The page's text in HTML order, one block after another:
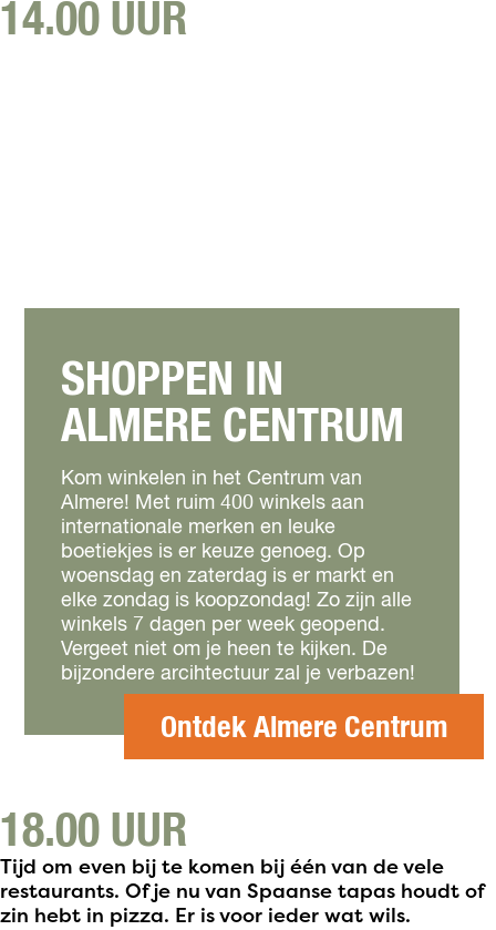
14.00 UUR
SHOPPEN IN
ALMERE CENTRUM
Kom winkelen in het Centrum van
Almere! Met ruim 400 winkels aan
internationale merken en leuke
boetiekjes is er keuze genoeg. Op
woensdag en zaterdag is er markt en
elke zondag is koopzondag! Zo zijn alle
winkels 7 dagen per week geopend.
Vergeet niet om je heen te kijken. De
bijzondere arcihtectuur zal je verbazen!
Ontdek Almere Centrum
18.00 UUR
Tijd om even bij te komen bij één van de vele
restaurants. Of je nu van Spaanse tapas houdt of
zin hebt in pizza. Er is voor ieder wat wils.